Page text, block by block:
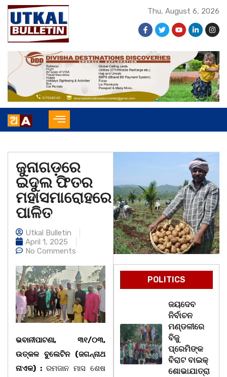
Thu, August 6, 2026
ଜୁନାଗଡ଼ରେ
ଇଦୁଲ ଫିତର
ମହାସମାରୋହରେ
ପାଳିତ
Utkal Bulletin
April 1, 2025
No Comments
ଭବାନୀପାଟଣା, ୩୧/୦୩,
ଉତ୍କଳ ବୁଲେଟିନ (ଜଗନ୍ନାଥ
ନାଏକ) : ରମଜାନ ମାସ ଶେଷ
POLITICS
ଜୟଦେବ
ନିର୍ବାଚନ
ମଣ୍ଡଳୀରେ
ବିଜୁ
ପ୍ରେମିଙ୍କ
ବିରାଟ ବାଇକ୍
ଶୋଭାଯାତ୍ରା